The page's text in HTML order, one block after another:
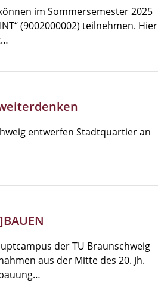
im Sommersemester 2025
(9002000002) teilnehmen. Hier
entwerfen Stadtquartier an
der TU Braunschweig
aus der Mitte des 20. Jh.